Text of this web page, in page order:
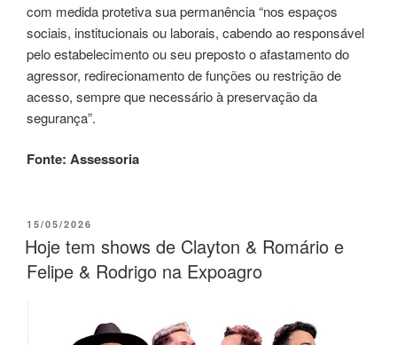
com medida protetiva sua permanência “nos espaços
sociais, institucionais ou laborais, cabendo ao responsável
pelo estabelecimento ou seu preposto o afastamento do
agressor, redirecionamento de funções ou restrição de
acesso, sempre que necessário à preservação da
segurança”.
Fonte: Assessoria
15/05/2026
Hoje tem shows de Clayton & Romário e
Felipe & Rodrigo na Expoagro